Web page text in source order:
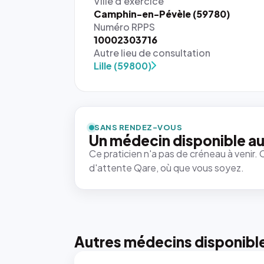
Camphin-en-Pévèle (59780)
Numéro RPPS
10002303716
Autre lieu de consultation
Lille (59800)
SANS RENDEZ-VOUS
Un médecin disponible
Ce praticien n'a pas de créneau à
d'attente Qare, où que vous soyez.
Autres médecins
rendue par
`.profile-
picture`,
et un
rapport 1:1
qui reste
juste à
photo est
recadrée